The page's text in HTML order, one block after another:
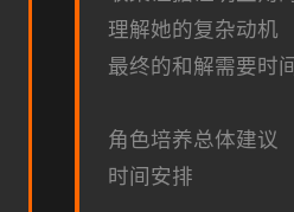
理解她的复杂动机
最终的和解需要时间
角色培养总体建议
时间安排